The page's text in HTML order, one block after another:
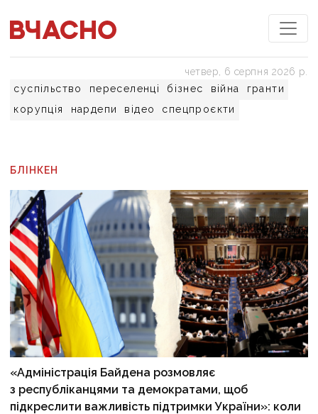
суспільство переселенці бізнес війна
гранти
корупція
нардепи відео спецпроєкти
четвер, 6 серпня 2026 р.
БЛІНКЕН
«Адміністрація Байдена розмовляє
з республіканцями та демократами, щоб
підкреслити важливість підтримки України»: коли